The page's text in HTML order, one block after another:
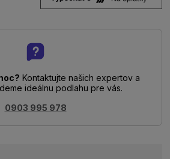
Kontaktujte našich expertov a
ideálnu podlahu pre vás.
0903 995 978